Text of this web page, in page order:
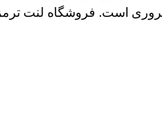
است. فروشگاه لنت